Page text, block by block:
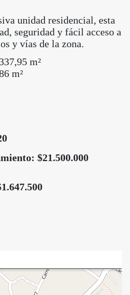
unidad residencial, esta
seguridad y fácil acceso a
y vías de la zona.
337,95 m²
m²
$21.500.000